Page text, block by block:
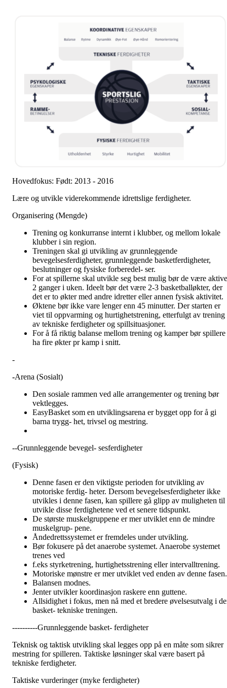
Hovedfokus: Født: 2013 - 2016
Lære og utvikle viderekommende idrettslige ferdigheter.
Organisering (Mengde)
Trening og konkurranse internt i klubber, og mellom lokale
klubber i sin region.
Treningen skal gi utvikling av grunnleggende
bevegelsesferdigheter, grunnleggende basketferdigheter,
beslutninger og fysiske forberedel- ser.
For at spillerne skal utvikle seg best mulig bør de være aktive
2 ganger i uken. Ideelt bør det være 2-3 basketballøkter, der
det er to økter med andre idretter eller annen fysisk aktivitet.
Øktene bør ikke vare lenger enn 45 minutter. Der starten er
viet til oppvarming og hurtighetstrening, etterfulgt av trening
av tekniske ferdigheter og spillsituasjoner.
For å få riktig balanse mellom trening og kamper bør spillere
ha fire økter pr kamp i snitt.
-
-Arena (Sosialt)
Den sosiale rammen ved alle arrangementer og trening bør
vektlegges.
EasyBasket som en utviklingsarena er bygget opp for å gi
barna trygg- het, trivsel og mestring.
--Grunnleggende bevegel- sesferdigheter
(Fysisk)
Denne fasen er den viktigste perioden for utvikling av
motoriske ferdig- heter. Dersom bevegelsesferdigheter ikke
utvikles i denne fasen, kan spillere gå glipp av muligheten til
utvikle disse ferdighetene ved et senere tidspunkt.
De største muskelgruppene er mer utviklet enn de mindre
muskelgrup- pene.
Åndedrettssystemet er fremdeles under utvikling.
Bør fokusere på det anaerobe systemet. Anaerobe systemet
trenes ved
f.eks styrketrening, hurtighetsstrening eller intervalltrening.
Motoriske mønstre er mer utviklet ved enden av denne fasen.
Balansen modnes.
Jenter utvikler koordinasjon raskere enn guttene.
Allsidighet i fokus, men nå med et bredere øvelsesutvalg i
basket- tekniske treningen.
----------Grunnleggende basket- ferdigheter
Teknisk og taktisk utvikling skal legges opp på en måte som sikrer
mestring for spilleren. Taktiske løsninger skal være basert på
tekniske ferdigheter.
Taktiske vurderinger (myke ferdigheter)